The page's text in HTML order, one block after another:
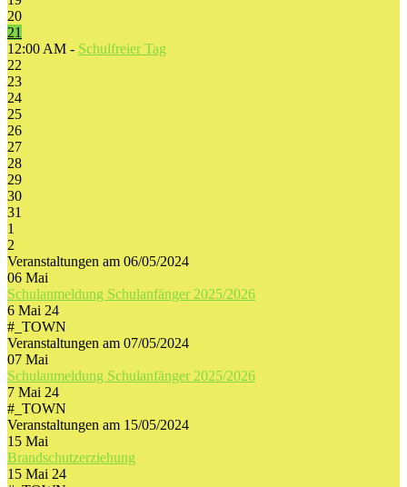
20
21
12:00 AM - Schulfreier Tag
22
23
24
25
26
27
28
29
30
31
1
2
Veranstaltungen am 06/05/2024
06 Mai
Schulanmeldung Schulanfänger 2025/2026
6 Mai 24
#_TOWN
Veranstaltungen am 07/05/2024
07 Mai
Schulanmeldung Schulanfänger 2025/2026
7 Mai 24
#_TOWN
Veranstaltungen am 15/05/2024
15 Mai
Brandschutzerziehung
15 Mai 24